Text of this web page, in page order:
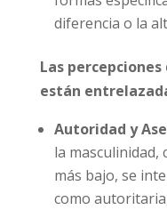
diferencia o la
Las
están
Autoridad y
la masculinidad,
más bajo, se
como